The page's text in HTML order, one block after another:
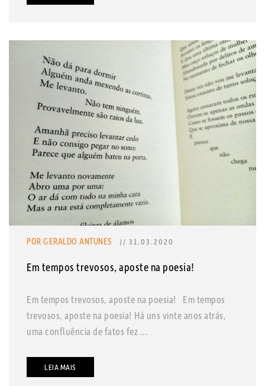
POR GERALDO ANTUNES // 31.03.2020
Em tempos trevosos, aposte na poesia!
Em tempos trevosos, aposte na poesia! Em tempos
trevosos, aposte na poesia! Há uns vinte anos atrás,
uma confluência de fatos fez ...
LEIA MAIS